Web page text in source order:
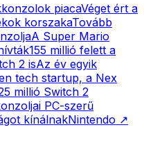
piacaVéget ért a
korszakaTovább
A Super Mario
155 millió felett a
2 isAz év egyik
tech startup, a Nex
millió Switch 2
PC-szerű
kínálnakNintendo ↗